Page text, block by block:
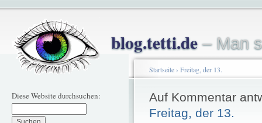
blog.tetti.de– Man
Diese Website durchsuchen:
Startseite› Freitag, der 13.
Auf Kommentar
Freitag, der 13.